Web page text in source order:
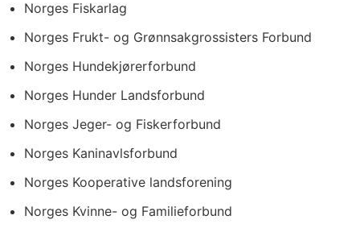
Norges Fiskarlag
Norges Frukt- og Grønnsakgrossisters Forbund
Norges Hundekjørerforbund
Norges Hunder Landsforbund
Norges Jeger- og Fiskerforbund
Norges Kaninavlsforbund
Norges Kooperative landsforening
Norges Kvinne- og Familieforbund